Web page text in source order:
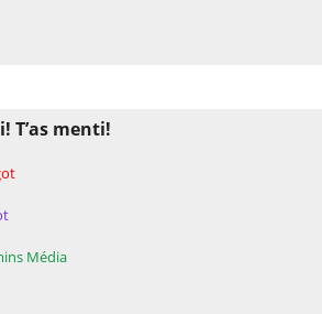
T’as menti!
Média